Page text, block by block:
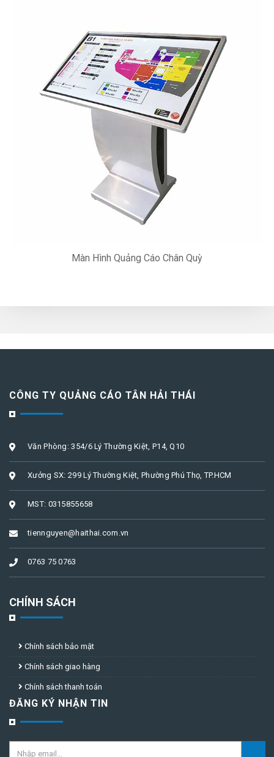
Màn Hình Quảng Cáo Chân Quỳ
CÔNG TY QUẢNG CÁO TÂN HẢI THÁI
Văn Phòng: 354/6 Lý Thường Kiệt, P14, Q10
Xưởng SX: 299 Lý Thường Kiệt, Phường Phú Thọ, TP.HCM
MST: 0315855658
tiennguyen@haithai.com.vn
0763 75 0763
CHÍNH SÁCH
Chính sách bảo mật
Chính sách giao hàng
Chính sách thanh toán
ĐĂNG KÝ NHẬN TIN